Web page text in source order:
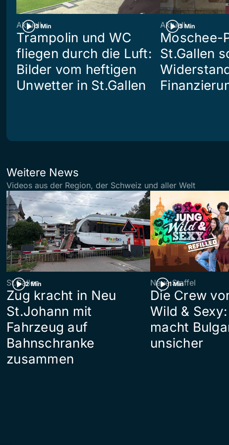
3 Min
Aktuell
Trampolin und WC
fliegen durch die Luft:
Bilder vom heftigen
Unwetter in St.Gallen
3 Min
Aktuell
Moschee-
St.Gallen
Weitere News
Videos aus der Region, der Schweiz und aller Welt
2 Min
St.Gallen
Zug kracht in Neu
St.Johann mit
Fahrzeug auf
Bahnschranke
zusammen
1 Min
Neue Staffel
Die Crew
Wild &
macht
unsicher